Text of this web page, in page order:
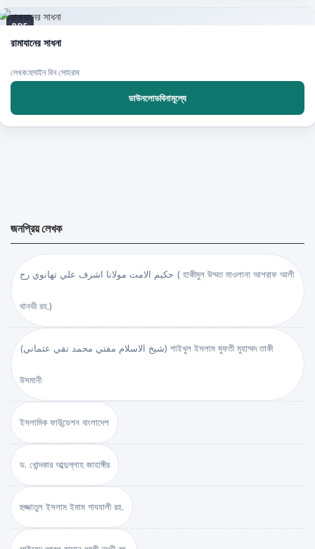
PDF
রামাযানের সাধনা
লেখক:হুসাইন বিন সোহরাব
ডাউনলোডবিনামূল্যে
জনপ্রিয় লেখক
حكيم الامت مولانا اشرف علي تهانوي رح ( হাকীমুল উম্মত মাওলানা আশরাফ আলী
থানভী রহ.)
(شيخ الاسلام مفتي محمد تقي عثماني) শাইখুল ইসলাম মুফতী মুহাম্মদ তাকী
উসমানী
ইসলামিক ফাউন্ডেশন বাংলাদেশ
ড. খোন্দকার আব্দুল্লাহ জাহাঙ্গীর
হুজ্জাতুল ইসলাম ইমাম গাযযালী রহ.